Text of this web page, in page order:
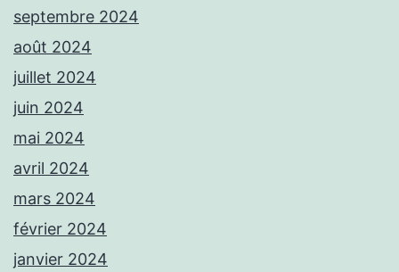
septembre 2024
août 2024
juillet 2024
juin 2024
mai 2024
avril 2024
mars 2024
février 2024
janvier 2024